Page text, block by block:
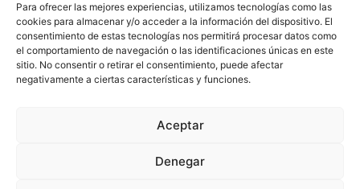
Para ofrecer las mejores experiencias, utilizamos tecnologías como las
cookies para almacenar y/o acceder a la información del dispositivo. El
consentimiento de estas tecnologías nos permitirá procesar datos como
el comportamiento de navegación o las identificaciones únicas en este
sitio. No consentir o retirar el consentimiento, puede afectar
negativamente a ciertas características y funciones.
Aceptar
Denegar
28017 Madrid
(España)
(+34) 910 917
info@tenki-
Política de
Privacidad
Política de
Cookies